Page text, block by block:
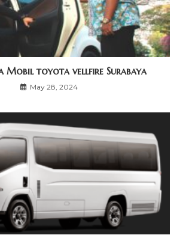
Mobil toyota vellfire Surabaya
May 28, 2024